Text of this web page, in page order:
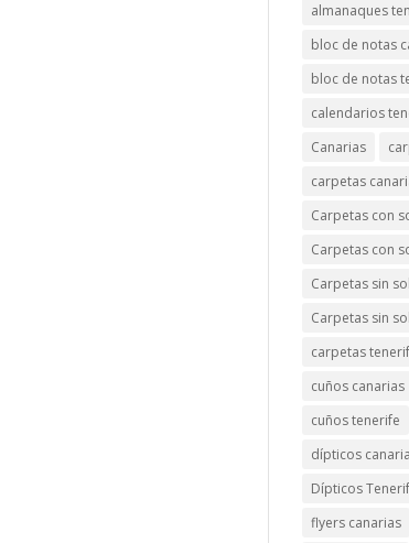
almanaques
bloc de notas
bloc de notas
calendarios
Canarias
carpetas
Carpetas con
Carpetas con
Carpetas sin
Carpetas sin
carpetas
cuños canarias
cuños tenerife
dípticos
Dípticos
flyers canarias